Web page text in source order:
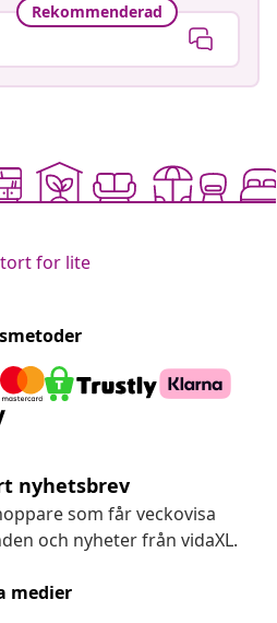
Rekommenderad
for lite
nyhetsbrev
som får veckovisa
och nyheter från vidaXL.
medier